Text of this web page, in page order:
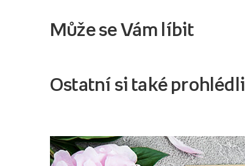
Může se Vám líbit
Ostatní si také prohlédli